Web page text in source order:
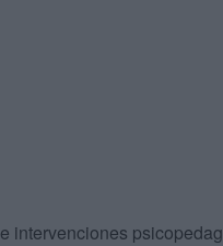
intervenciones